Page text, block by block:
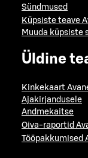
Sündmused
Küpsiste teave
Muuda küpsiste
Üldine
Kinkekaart
Ajakirjandusele
Andmekaitse
Oiva-raportid
Tööpakkumised